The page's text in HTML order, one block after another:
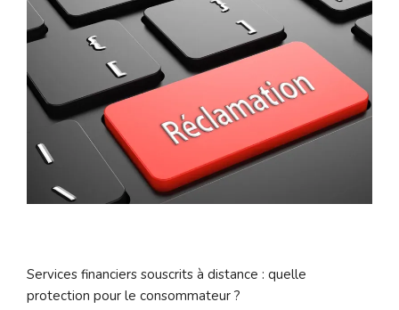
Services financiers souscrits à distance : quelle
protection pour le consommateur ?